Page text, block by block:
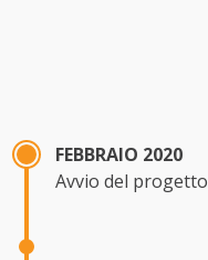
FEBBRAIO 2020
Avvio del progetto